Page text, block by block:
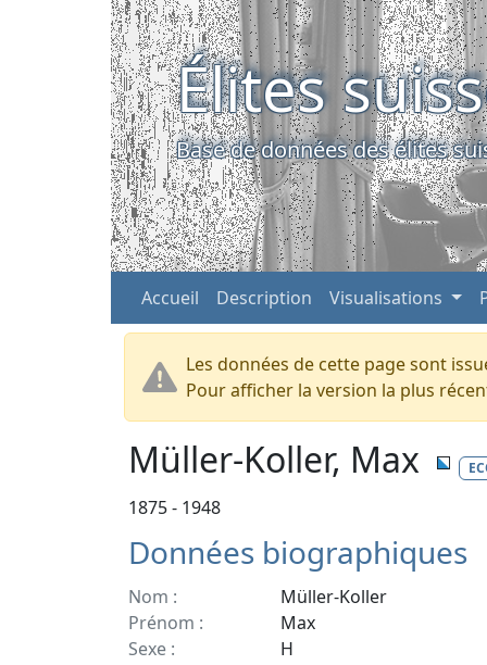
Élites
Base de données des élites
Accueil Description Visualisations
Les données de cette page sont
Pour afficher la version la plus
Müller-Koller, Max
1875 - 1948
Données biographiques
Nom :
Müller-Koller
Prénom :
Max
Sexe :
H